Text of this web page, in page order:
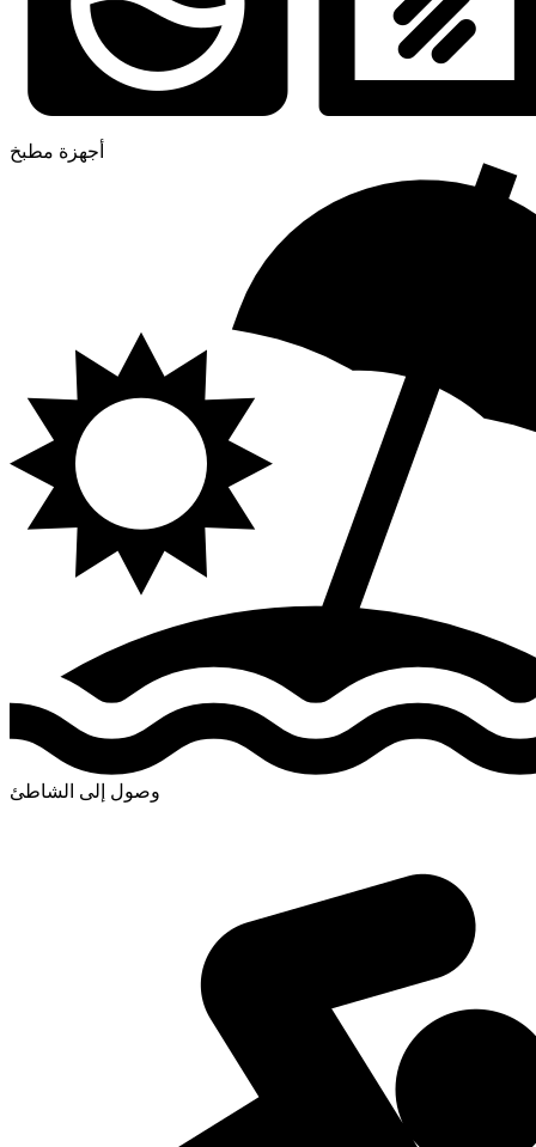
أجهزة مطبخ
وصول إلى الشاطئ